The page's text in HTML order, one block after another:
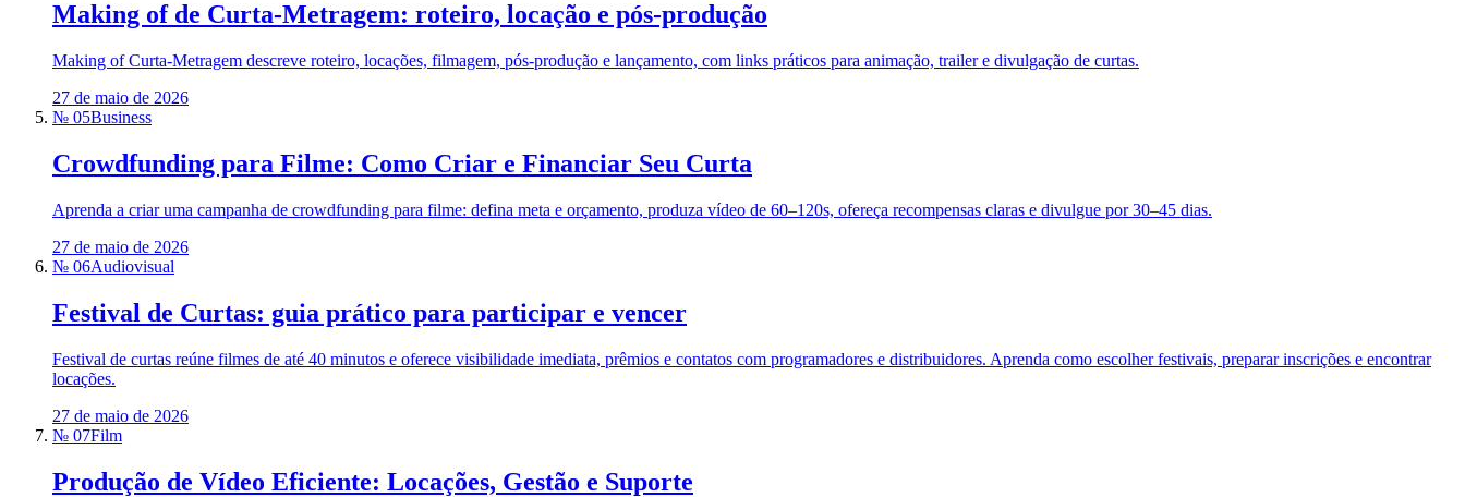
Making of de Curta-Metragem: roteiro, locação e pós-produção
Making of Curta-Metragem descreve roteiro, locações, filmagem, pós-produção e lançamento, com links práticos para animação, trailer e divulgação de curtas.
27 de maio de 2026
№ 05Business
Crowdfunding para Filme: Como Criar e Financiar Seu Curta
Aprenda a criar uma campanha de crowdfunding para filme: defina meta e orçamento, produza vídeo de 60–120s, ofereça recompensas claras e divulgue por 30–45 dias.
27 de maio de 2026
№ 06Audiovisual
Festival de Curtas: guia prático para participar e vencer
Festival de curtas reúne filmes de até 40 minutos e oferece visibilidade imediata, prêmios e contatos com programadores e distribuidores. Aprenda como escolher festivais, preparar inscrições e encontrar
locações.
27 de maio de 2026
№ 07Film
Produção de Vídeo Eficiente: Locações, Gestão e Suporte